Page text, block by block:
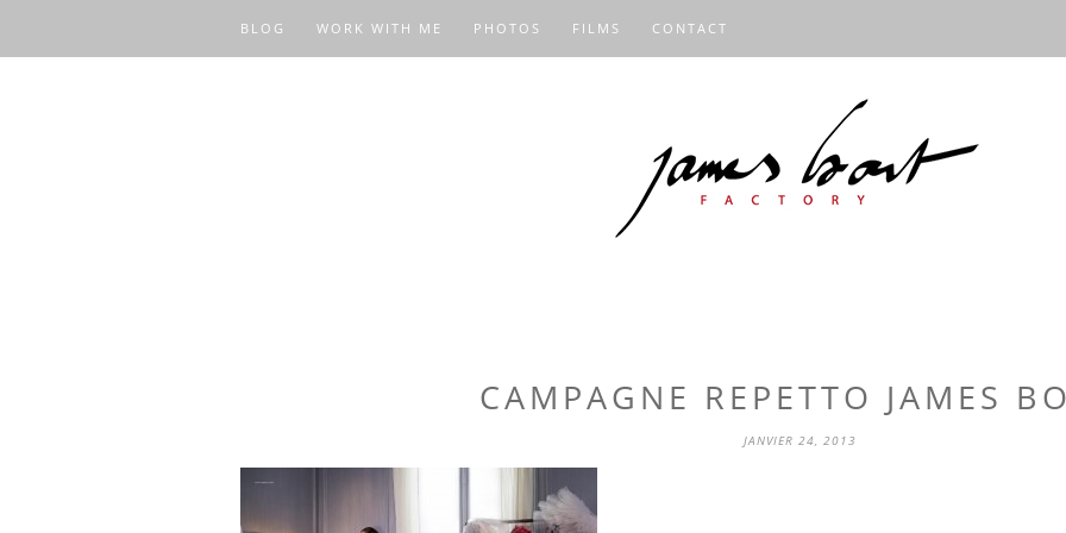
BLOG WORK WITH ME PHOTOS FILMS CONTACT
CAMPAGNE REPETTO JAMES
JANVIER 24, 2013